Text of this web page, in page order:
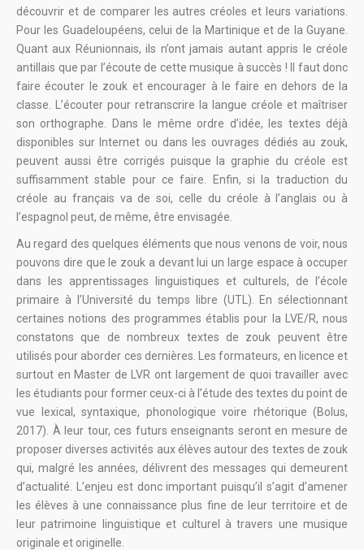
découvrir et de comparer les autres créoles et leurs variations.
Pour les Guadeloupéens, celui de la Martinique et de la Guyane.
Quant aux Réunionnais, ils n’ont jamais autant appris le créole
antillais que par l’écoute de cette musique à succès ! Il faut donc
faire écouter le zouk et encourager à le faire en dehors de la
classe. L’écouter pour retranscrire la langue créole et maîtriser
son orthographe. Dans le même ordre d’idée, les textes déjà
disponibles sur Internet ou dans les ouvrages dédiés au zouk,
peuvent aussi être corrigés puisque la graphie du créole est
suffisamment stable pour ce faire. Enfin, si la traduction du
créole au français va de soi, celle du créole à l’anglais ou à
l’espagnol peut, de même, être envisagée.
Au regard des quelques éléments que nous venons de voir, nous
pouvons dire que le zouk a devant lui un large espace à occuper
dans les apprentissages linguistiques et culturels, de l’école
primaire à l’Université du temps libre (UTL). En sélectionnant
certaines notions des programmes établis pour la LVE/R, nous
constatons que de nombreux textes de zouk peuvent être
utilisés pour aborder ces dernières. Les formateurs, en licence et
surtout en Master de LVR ont largement de quoi travailler avec
les étudiants pour former ceux-ci à l’étude des textes du point de
vue lexical, syntaxique, phonologique voire rhétorique (Bolus,
2017). À leur tour, ces futurs enseignants seront en mesure de
proposer diverses activités aux élèves autour des textes de zouk
qui, malgré les années, délivrent des messages qui demeurent
d’actualité. L’enjeu est donc important puisqu’il s’agit d’amener
les élèves à une connaissance plus fine de leur territoire et de
leur patrimoine linguistique et culturel à travers une musique
originale et originelle.